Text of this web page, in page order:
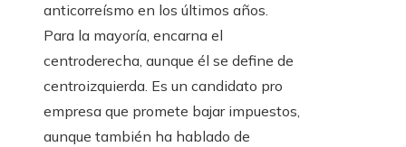
anticorreísmo en los últimos años.
Para la mayoría, encarna el
centroderecha, aunque él se define de
centroizquierda. Es un candidato pro
empresa que promete bajar impuestos,
aunque también ha hablado de